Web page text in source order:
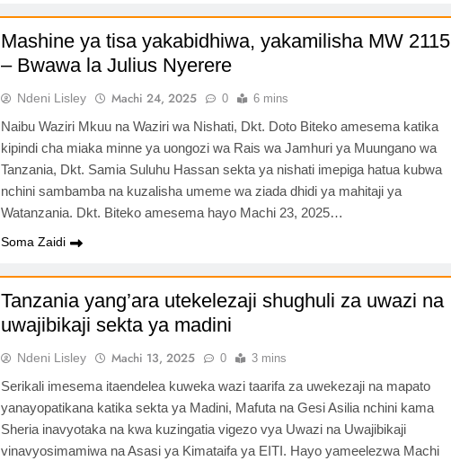
Mashine ya tisa yakabidhiwa, yakamilisha MW 2115
– Bwawa la Julius Nyerere
Ndeni Lisley Machi 24, 2025 0 6 mins
Naibu Waziri Mkuu na Waziri wa Nishati, Dkt. Doto Biteko amesema katika
kipindi cha miaka minne ya uongozi wa Rais wa Jamhuri ya Muungano wa
Tanzania, Dkt. Samia Suluhu Hassan sekta ya nishati imepiga hatua kubwa
nchini sambamba na kuzalisha umeme wa ziada dhidi ya mahitaji ya
Watanzania. Dkt. Biteko amesema hayo Machi 23, 2025…
Soma Zaidi
Tanzania yang’ara utekelezaji shughuli za uwazi na
uwajibikaji sekta ya madini
Ndeni Lisley Machi 13, 2025 0 3 mins
Serikali imesema itaendelea kuweka wazi taarifa za uwekezaji na mapato
yanayopatikana katika sekta ya Madini, Mafuta na Gesi Asilia nchini kama
Sheria inavyotaka na kwa kuzingatia vigezo vya Uwazi na Uwajibikaji
vinavyosimamiwa na Asasi ya Kimataifa ya EITI. Hayo yameelezwa Machi